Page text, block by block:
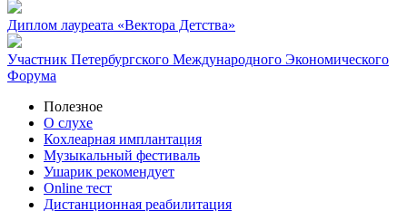
Диплом лауреата «Вектора Детства»
Участник Петербургского Международного Экономического
Форума
Полезное
О слухе
Кохлеарная имплантация
Музыкальный фестиваль
Ушарик рекомендует
Online тест
Дистанционная реабилитация